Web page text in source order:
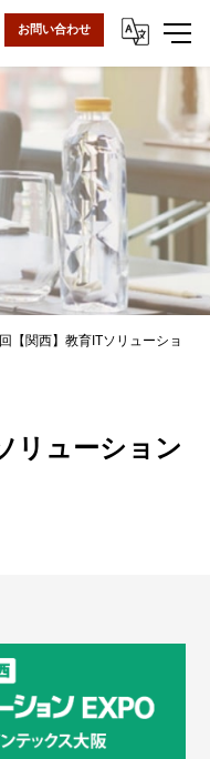
お問い合わせ
【関西】教育ITソリューショ
リューション